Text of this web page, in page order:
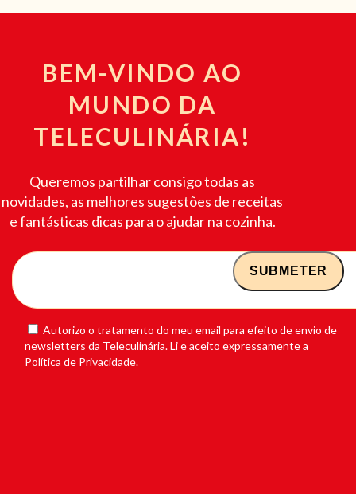
BEM-VINDO AO
MUNDO DA
TELECULINÁRIA!
Queremos partilhar consigo todas as
novidades, as melhores sugestões de receitas
e fantásticas dicas para o ajudar na cozinha.
Autorizo o tratamento do meu email para efeito de envio de
newsletters da Teleculinária. Li e aceito expressamente a
Política de Privacidade.